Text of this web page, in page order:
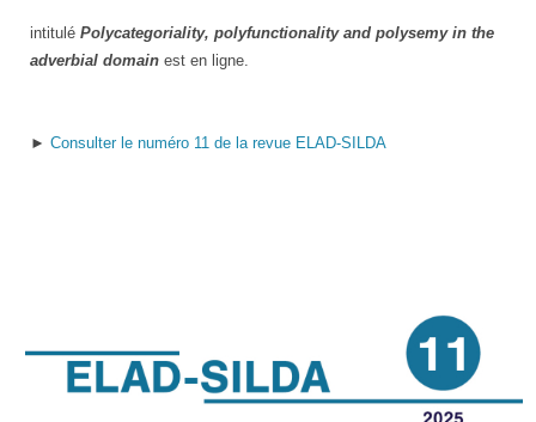
intitulé Polycategoriality, polyfunctionality and polysemy in the
adverbial domain est en ligne.
► Consulter le numéro 11 de la revue ELAD-SILDA